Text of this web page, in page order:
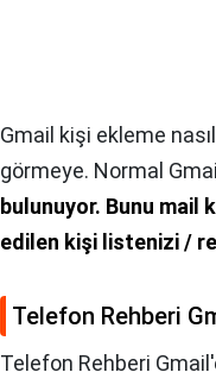
Gmail kişi ekleme nasıl
görmeye. Normal Gmail
bulunuyor. Bunu mail
edilen kişi listenizi /
Telefon Rehberi
Telefon Rehberi